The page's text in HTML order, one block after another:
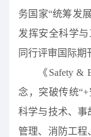
务国家“统筹发
发挥安全科学
同行评审国际期
《Safety
念，突破传统
科学与技术、事
管理、消防工程